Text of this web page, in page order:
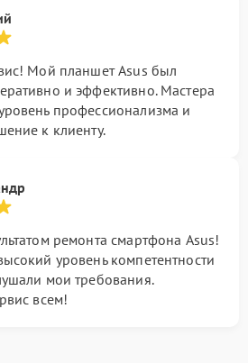
Мой планшет Asus был
и эффективно. Мастера
профессионализма и
к клиенту.
ремонта смартфона Asus!
уровень компетентности
мои требования.
всем!